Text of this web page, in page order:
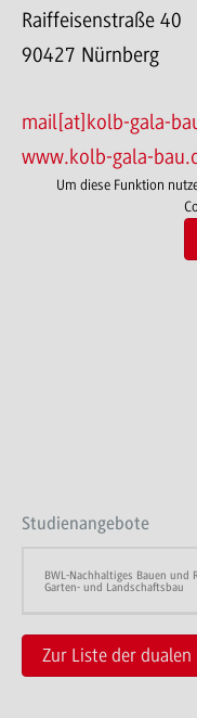
Raiffeisenstraße 40
90427 Nürnberg
mail[at]kolb-gala-
www.kolb-gala-
Um diese Funktion
Studienangebote
BWL-Nachhaltiges Bauen und
Garten- und Landschaftsbau
Zur Liste der dualen